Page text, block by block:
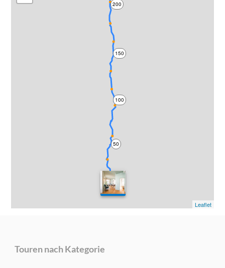
0
50
100
150
200
Leaflet
Touren nach Kategorie